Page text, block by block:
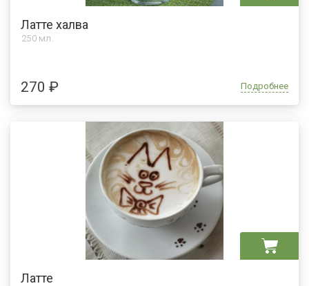
Латте халва
250 мл.
270 ₽ Подробнее
Латте